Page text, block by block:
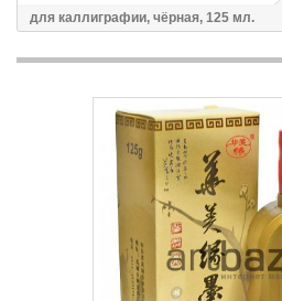
для каллиграфии, чёрная, 125 мл.